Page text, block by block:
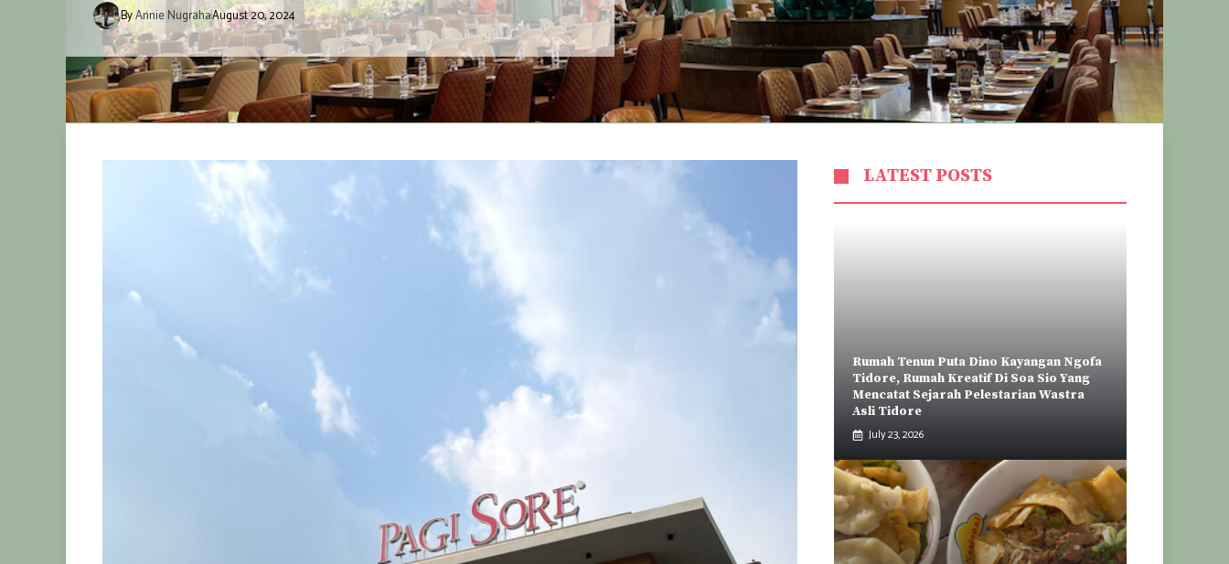
ByAnnie NugrahaAugust 20, 2024
LATEST POSTS
Rumah Tenun Puta Dino Kayangan Ngofa
Tidore, Rumah Kreatif Di Soa Sio Yang
Mencatat Sejarah Pelestarian Wastra
Asli Tidore
July 23, 2026